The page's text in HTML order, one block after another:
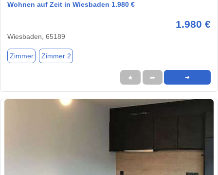
Wohnen auf Zeit in Wiesbaden 1.980 €
1.980 €
Wiesbaden, 65189
Zimmer Zimmer 2
★ ➦ ➜